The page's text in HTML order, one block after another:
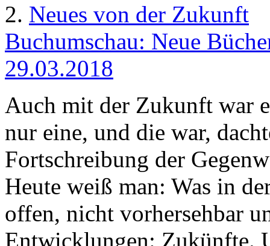
2. Neues von der Zukunft
Buchumschau: Neue
29.03.2018
Auch mit der Zukunft war
nur eine, und die war,
Fortschreibung der
Heute weiß man: Was in
offen, nicht vorhersehbar
Entwicklungen: Zukünfte.